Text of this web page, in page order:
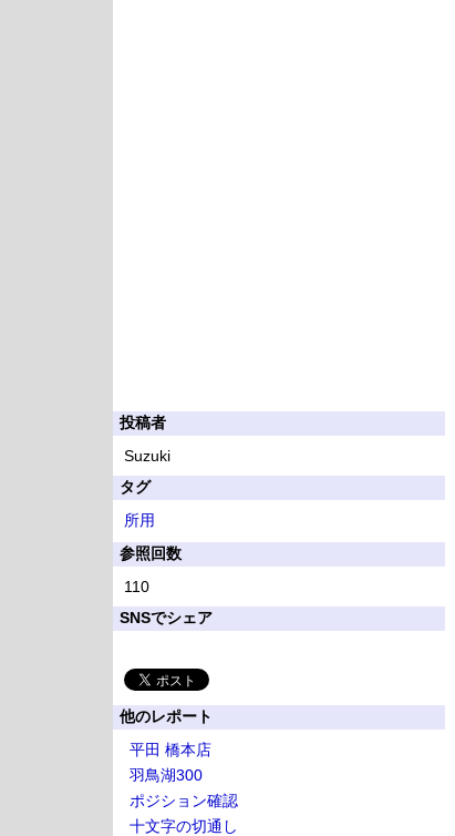
投稿者
Suzuki
タグ
所用
参照回数
110
SNSでシェア
他のレポート
平田 橋本店
羽鳥湖300
ポジション確認
十文字の切通し